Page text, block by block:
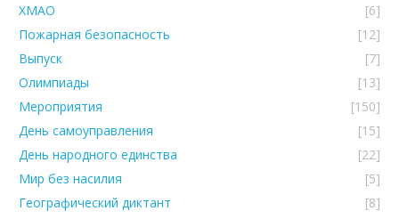
ХМАО
[6]
Пожарная безопасность
[12]
Выпуск
[7]
Олимпиады
[13]
Мероприятия
[150]
День самоуправления
[15]
День народного единства
[22]
Мир без насилия
[5]
Географический диктант
[8]